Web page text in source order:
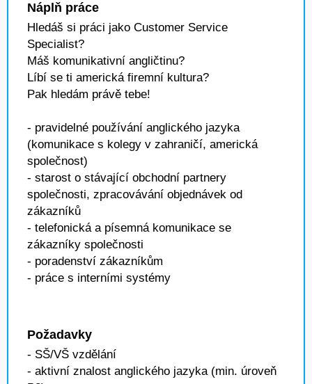
Náplň práce
Hledáš si práci jako Customer Service
Specialist?
Máš komunikativní angličtinu?
Líbí se ti americká firemní kultura?
Pak hledám právě tebe!
- pravidelné používání anglického jazyka
(komunikace s kolegy v zahraničí, americká
společnost)
- starost o stávající obchodní partnery
společnosti, zpracovávání objednávek od
zákazníků
- telefonická a písemná komunikace se
zákazníky společnosti
- poradenství zákazníkům
- práce s interními systémy
Požadavky
- SŠ/VŠ vzdělání
- aktivní znalost anglického jazyka (min. úroveň